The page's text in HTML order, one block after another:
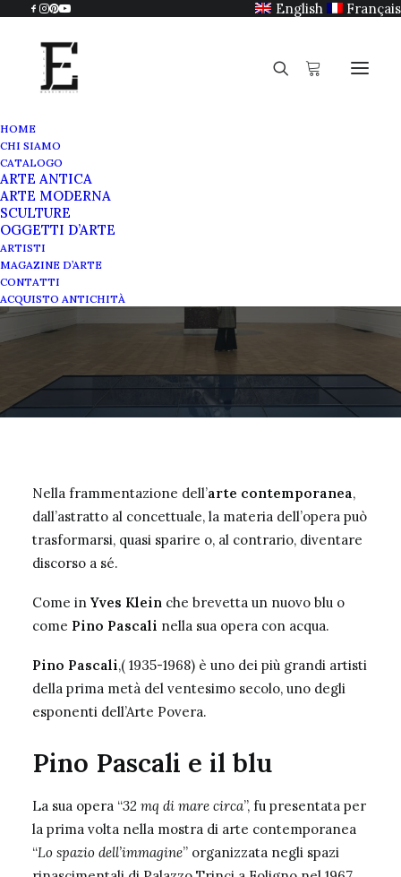
English Français
HOME
CHI SIAMO
CATALOGO
ARTE ANTICA
ARTE MODERNA
SCULTURE
OGGETTI D’ARTE
ARTISTI
MAGAZINE D’ARTE
CONTATTI
ACQUISTO ANTICHITÀ
Pino Pascali e il blu
APRILE 29, 2022
Nella frammentazione dell’arte contemporanea,
dall’astratto al concettuale, la materia dell’opera può
trasformarsi, quasi sparire o, al contrario, diventare
discorso a sé.
Come in Yves Klein che brevetta un nuovo blu o
come Pino Pascali nella sua opera con acqua.
Pino Pascali,( 1935-1968) è uno dei più grandi artisti
della prima metà del ventesimo secolo, uno degli
esponenti dell’Arte Povera.
Pino Pascali e il blu
La sua opera “32 mq di mare circa”, fu presentata per
la prima volta nella mostra di arte contemporanea
“Lo spazio dell’immagine” organizzata negli spazi